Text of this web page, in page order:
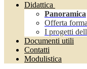
Didattica
Panoramica
Offerta
I progetti
Documenti utili
Contatti
Modulistica